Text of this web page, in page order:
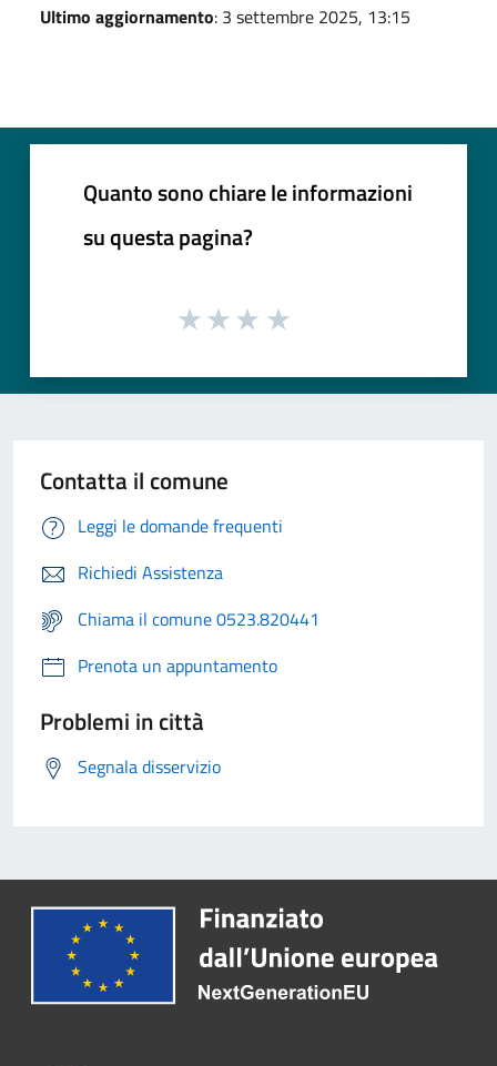
Ultimo aggiornamento: 3 settembre 2025, 13:15
Quanto sono chiare le informazioni
su questa pagina?
Contatta il comune
Leggi le domande frequenti
Richiedi Assistenza
Chiama il comune 0523.820441
Prenota un appuntamento
Problemi in città
Segnala disservizio